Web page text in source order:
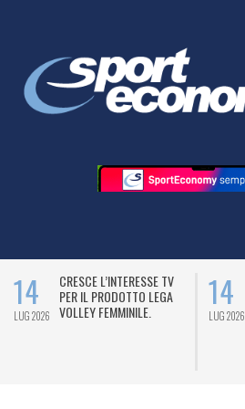
14
LUG 2026
CRESCE L’INTERESSE TV
PER IL PRODOTTO LEGA
VOLLEY FEMMINILE.
14
LUG 2026